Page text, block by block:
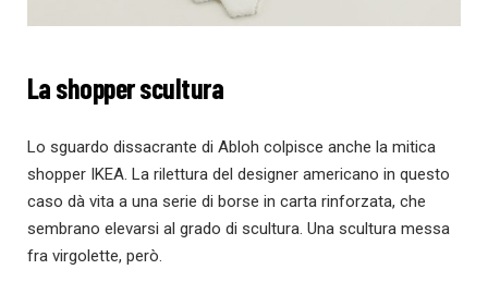
La shopper scultura
Lo sguardo dissacrante di Abloh colpisce anche la mitica
shopper IKEA. La rilettura del designer americano in questo
caso dà vita a una serie di borse in carta rinforzata, che
sembrano elevarsi al grado di scultura. Una scultura messa
fra virgolette, però.